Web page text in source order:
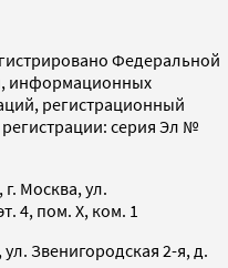
Федеральной
информационных
регистрационный
серия Эл №
Москва, ул.
4, пом. X, ком. 1
Звенигородская 2-я, д.